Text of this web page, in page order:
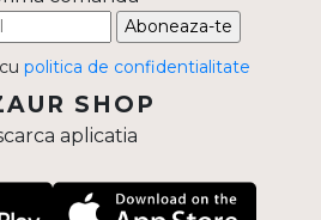
Aboneaza-te
politica de confidentialitate
SHOP
aplicatia